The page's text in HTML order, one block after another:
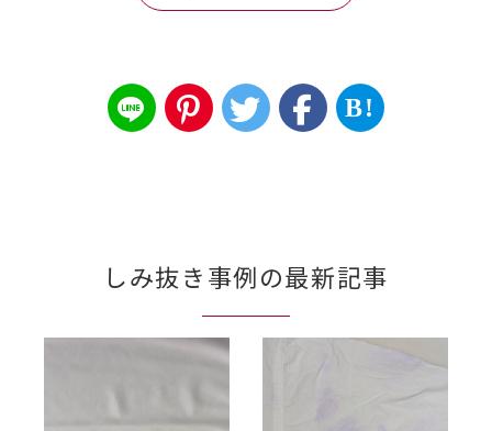
B!
しみ抜き事例の最新記事